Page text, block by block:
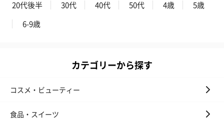
20代後半 30代 40代 50代 4歳
5歳
6-9歳
カテゴリーから探す
コスメ・ビューティー
食品・スイーツ